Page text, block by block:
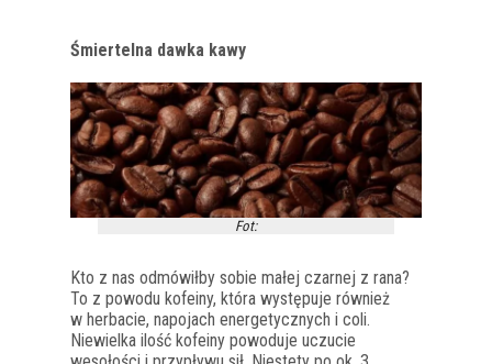
Śmiertelna dawka kawy
Fot:
Kto z nas odmówiłby sobie małej czarnej z rana?
To z powodu kofeiny, która występuje również
w herbacie, napojach energetycznych i coli.
Niewielka ilość kofeiny powoduje uczucie